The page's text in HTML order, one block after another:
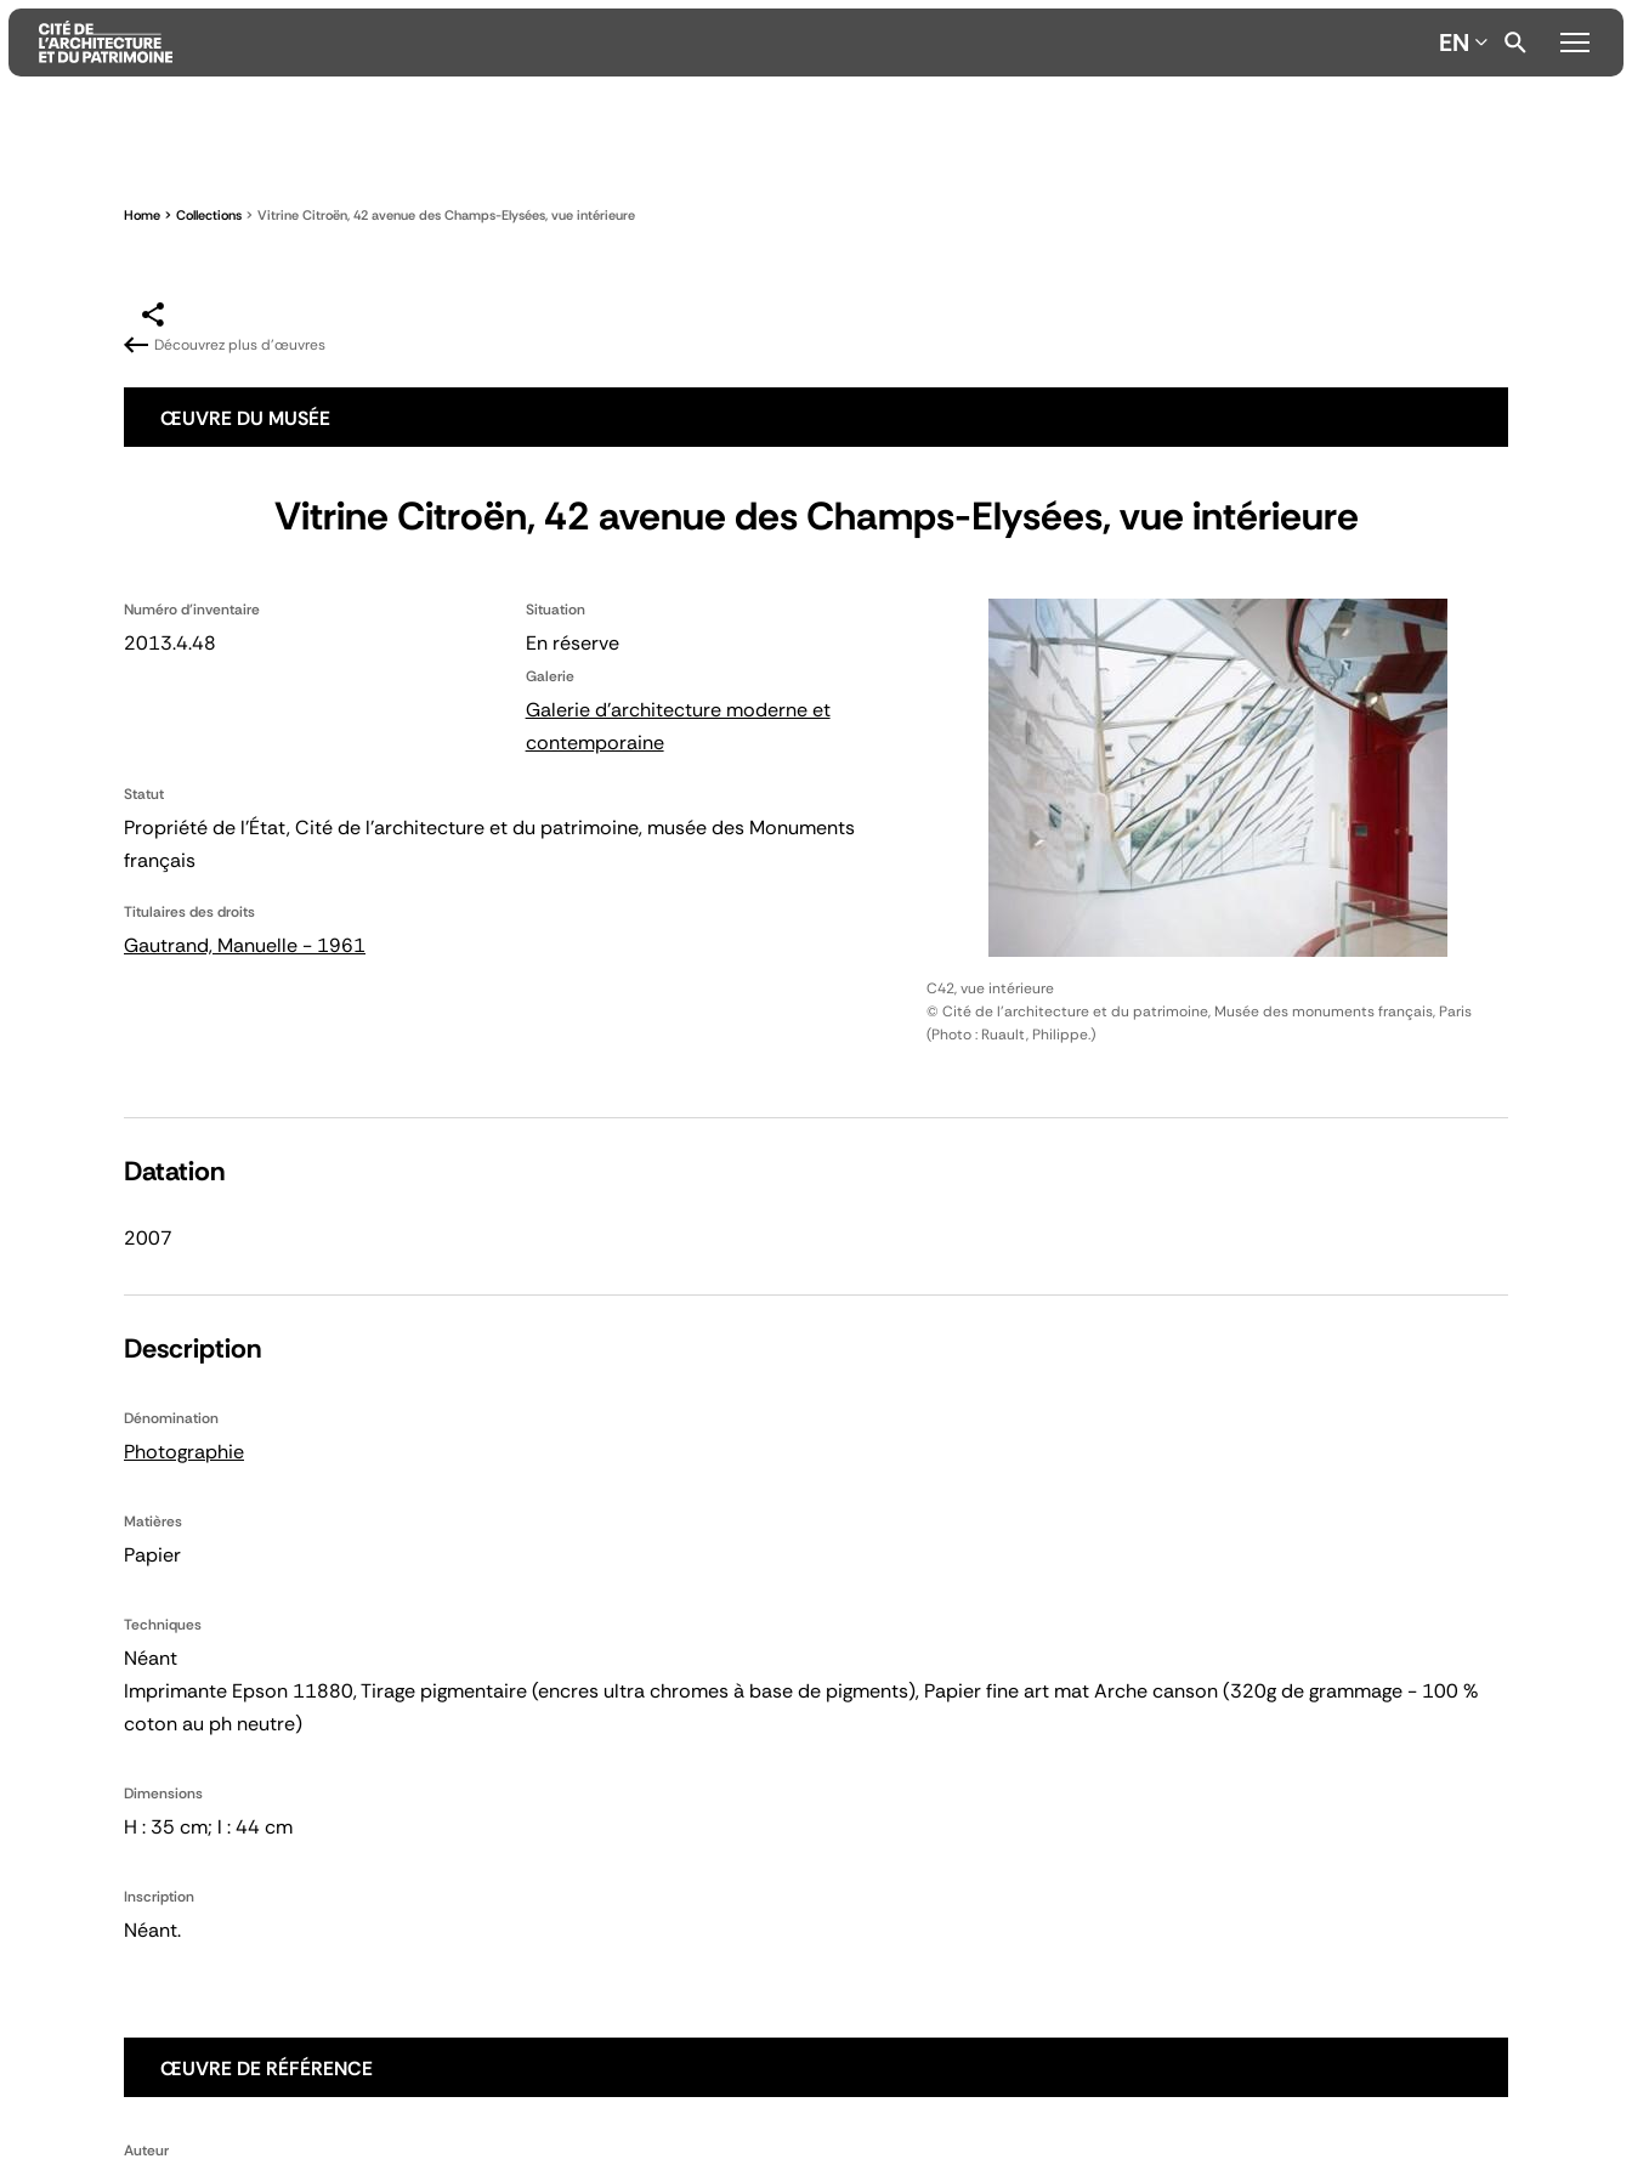
EN
Home Collections Vitrine Citroën, 42 avenue des Champs-Elysées, vue intérieure
Découvrez plus d'œuvres
ŒUVRE DU MUSÉE
Vitrine Citroën, 42 avenue des Champs-Elysées, vue intérieure
Numéro d'inventaire
2013.4.48
Situation
En réserve
Galerie
Galerie d'architecture moderne et
contemporaine
Statut
Propriété de l’État, Cité de l’architecture et du patrimoine, musée des Monuments
français
Titulaires des droits
Gautrand, Manuelle - 1961
C42, vue intérieure
© Cité de l'architecture et du patrimoine, Musée des monuments français, Paris
(Photo : Ruault, Philippe.)
Datation
2007
Description
Dénomination
Photographie
Matières
Papier
Techniques
Néant
Imprimante Epson 11880, Tirage pigmentaire (encres ultra chromes à base de pigments), Papier fine art mat Arche canson (320g de grammage - 100 %
coton au ph neutre)
Dimensions
H : 35 cm; l : 44 cm
Inscription
Néant.
ŒUVRE DE RÉFÉRENCE
Auteur